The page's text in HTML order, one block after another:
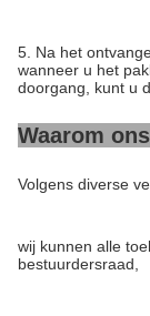
5. Na het
wanneer u het
doorgang, kunt u
Waarom
Volgens diverse
wij kunnen alle
bestuurdersraad,